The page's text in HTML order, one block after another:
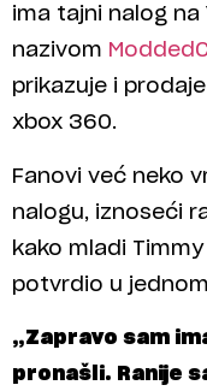
ima tajni nalog na
nazivom
prikazuje i
xbox 360.
Fanovi već neko
nalogu, iznoseći
kako mladi
potvrdio u
„Zapravo sam
pronašli. Ranije